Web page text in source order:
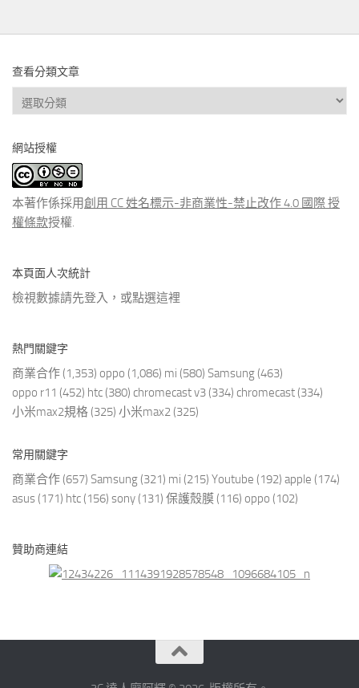
查看分類文章
查
看
類
文
章
網站授權
本著作係採用創用 CC 姓名標示-非商業性-禁止改作 4.0 國際 授
權條款授權.
本頁面人次統計
檢視數據請先登入，或點選這裡
熱門關鍵字
商業合作 (1,353) oppo (1,086) mi (580) Samsung (463)
oppo r11 (452) htc (380) chromecast v3 (334) chromecast (334)
小米max2規格 (325) 小米max2 (325)
常用關鍵字
商業合作 (657) Samsung (321) mi (215) Youtube (192) apple (174)
asus (171) htc (156) sony (131) 保護殼膜 (116) oppo (102)
贊助商連結